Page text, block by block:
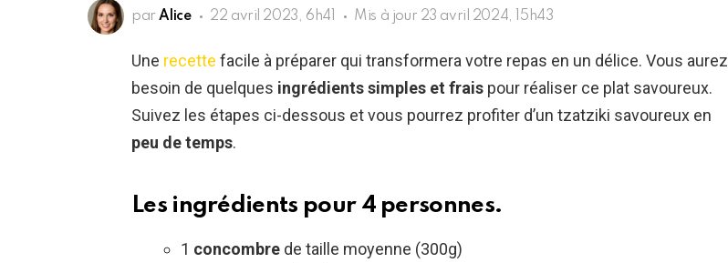
par Alice 22 avril 2023, 6h41 Mis à jour 23 avril 2024, 15h43
Une recette facile à préparer qui transformera votre repas en un délice. Vous aurez
besoin de quelques ingrédients simples et frais pour réaliser ce plat savoureux.
Suivez les étapes ci-dessous et vous pourrez profiter d’un tzatziki savoureux en
peu de temps.
Les ingrédients pour 4 personnes.
1 concombre de taille moyenne (300g)